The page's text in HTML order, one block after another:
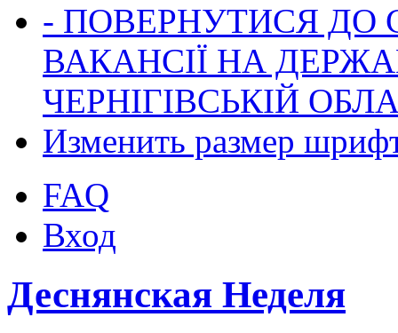
- ПОВЕРНУТИСЯ ДО
ВАКАНСІЇ НА
ЧЕРНІГІВСЬКІЙ
Изменить размер
FAQ
Вход
Деснянская Неделя